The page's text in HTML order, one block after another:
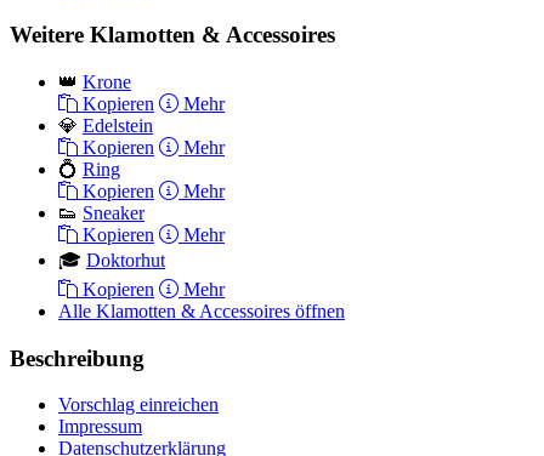
Weitere Klamotten & Accessoires
👑 Krone
Kopieren
Mehr
💎 Edelstein
Kopieren
Mehr
💍 Ring
Kopieren
Mehr
👟 Sneaker
Kopieren
Mehr
🎓 Doktorhut
Kopieren
Mehr
Alle Klamotten & Accessoires öffnen
Beschreibung
Vorschlag einreichen
Impressum
Datenschutzerklärung